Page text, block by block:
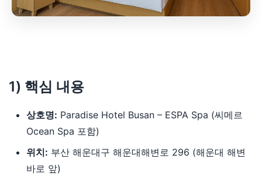
1) 핵심 내용
상호명: Paradise Hotel Busan – ESPA Spa (씨메르
Ocean Spa 포함)
위치: 부산 해운대구 해운대해변로 296 (해운대 해변
바로 앞)